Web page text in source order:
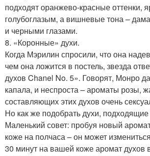
подходят оранжево-красные оттенки,
голубоглазым, а вишневые тона –
и черными глазами.
8. «Коронные» духи.
Когда Мэрилин спросили, что она
чем она ложится в постель, звезда
духов Chanel No. 5». Говорят, Монро
капала, и неспроста – ароматы розы,
составляющих этих духов очень
Но как же подобрать духи,
Маленький совет: пробуя новый
коже на полчаса – он может
30 минут на вашей коже аромат духов